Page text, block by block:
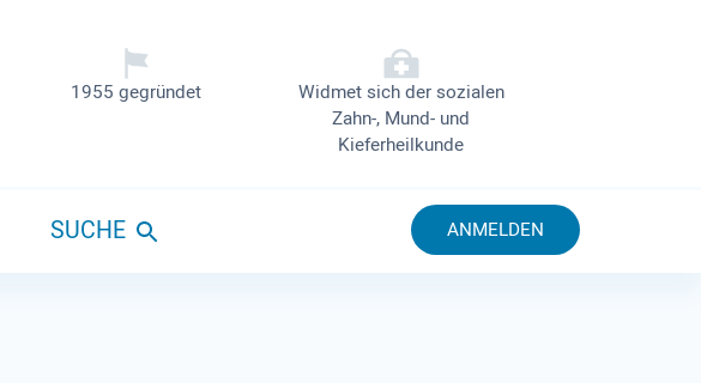
1955 gegründet
Widmet sich der sozialen
Zahn-, Mund- und
Kieferheilkunde
SUCHE ANMELDEN